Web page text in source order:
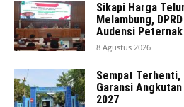
Sikapi Harga
Melambung,
Audensi Peternak
8 Agustus 2026
Sempat Terhenti,
Garansi
2027